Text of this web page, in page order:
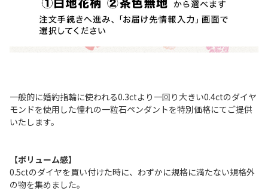
一般的に婚約指輪に使われる0.3ctより一回り大きい0.4ctのダイヤ
モンドを使用した憧れの一粒石ペンダントを特別価格にてご提供
いたします。
【ボリューム感】
0.5ctのダイヤを買い付けた時に、わずかに規格に満たない規格外
の物を集めました。